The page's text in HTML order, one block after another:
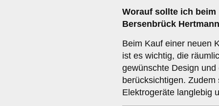
Worauf sollte ich
Bersenbrück
Beim Kauf einer neuen
ist es wichtig, die
gewünschte Design
berücksichtigen.
Elektrogeräte langlebig